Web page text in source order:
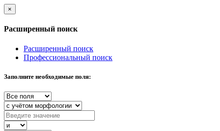
×
Расширенный поиск
Расширенный поиск
Профессиональный поиск
Заполните необходимые поля: